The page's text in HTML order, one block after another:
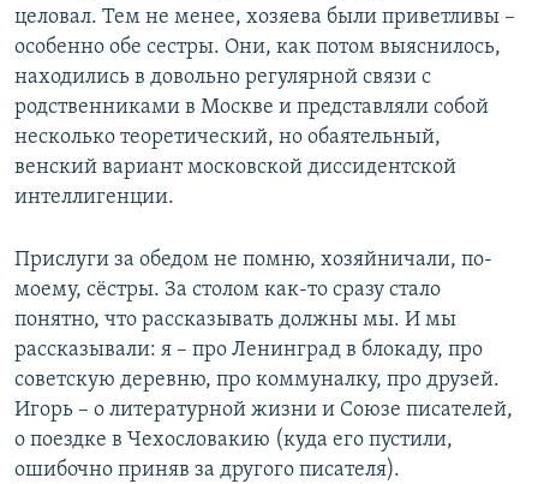
целовал. Тем не менее, хозяева были приветливы –
особенно обе сестры. Они, как потом выяснилось,
находились в довольно регулярной связи с
родственниками в Москве и представляли собой
несколько теоретический, но обаятельный,
венский вариант московской диссидентской
интеллигенции.
Прислуги за обедом не помню, хозяйничали, по-
моему, сёстры. За столом как-то сразу стало
понятно, что рассказывать должны мы. И мы
рассказывали: я – про Ленинград в блокаду, про
советскую деревню, про коммуналку, про друзей.
Игорь – о литературной жизни и Союзе писателей,
о поездке в Чехословакию (куда его пустили,
ошибочно приняв за другого писателя).